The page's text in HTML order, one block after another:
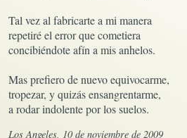
Tal vez al fabricarte a mi manera
repetiré el error que cometiera
concibiéndote afín a mis anhelos.
Mas prefiero de nuevo equivocarme,
tropezar, y quizás ensangrentarme,
a rodar indolente por los suelos.
Los Angeles, 10 de noviembre de 2009